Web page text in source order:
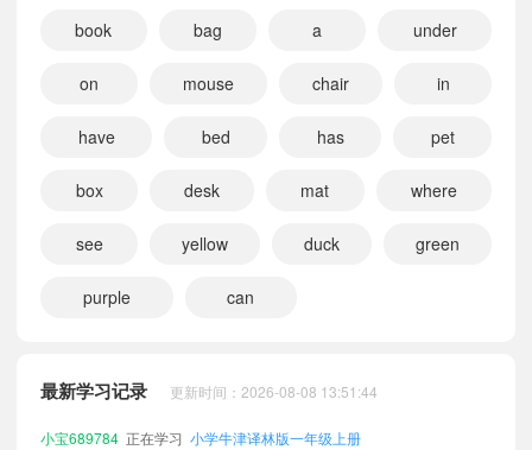
book bag a under
on mouse chair in
have bed has pet
box desk mat where
see yellow duck green
purple can
最新学习记录 更新时间：2026-08-08 13:51:44
小宝872069 正在学习 小学粤教沪外版三年级上册
小宝689784 正在学习 小学牛津译林版一年级上册